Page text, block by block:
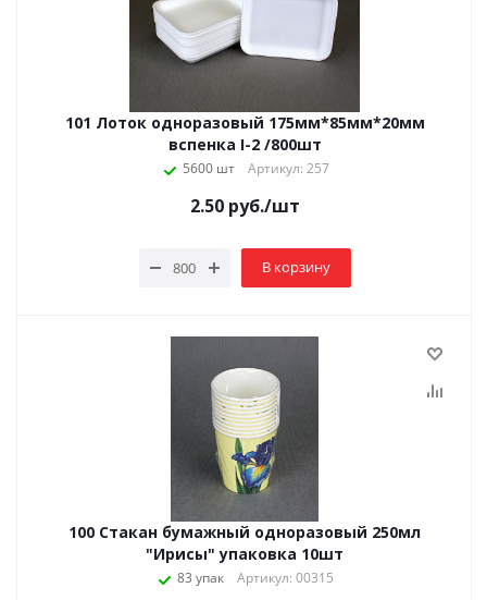
101 Лоток одноразовый 175мм*85мм*20мм
вспенка I-2 /800шт
5600 шт Артикул: 257
2.50руб./шт
В корзину
100 Стакан бумажный одноразовый 250мл
"Ирисы" упаковка 10шт
83 упак Артикул: 00315